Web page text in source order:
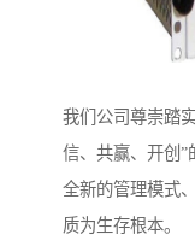
我们公司尊崇踏
信、共赢、开创
全新的管理模式
质为生存根本。